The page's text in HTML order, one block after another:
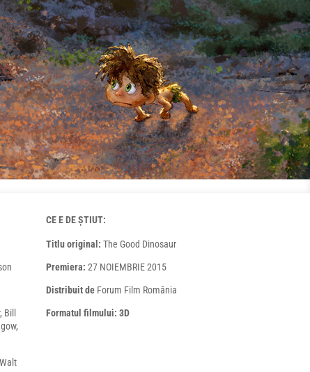
CE E DE ȘTIUT:
Titlu original: The Good Dinosaur
Premiera: 27 NOIEMBRIE 2015
Distribuit deForum Film România
Formatul filmului: 3D